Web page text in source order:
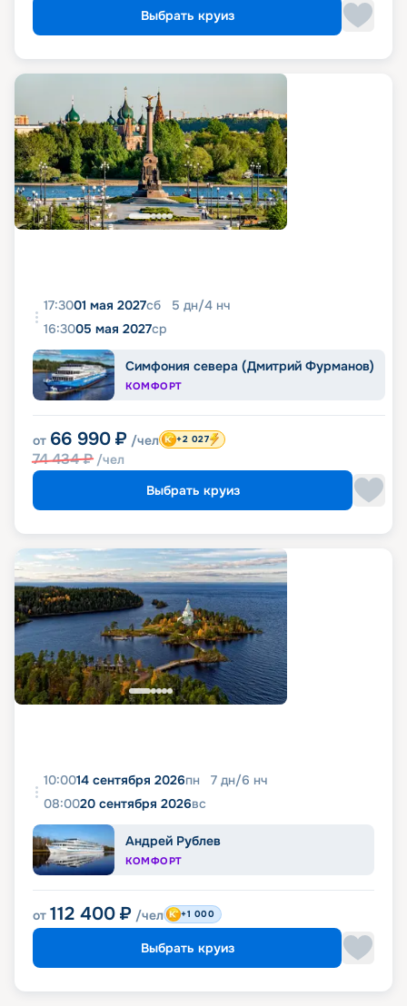
Выбрать круиз
17:3001 мая 2027сб 5 дн/4 нч
16:3005 мая 2027ср
Симфония севера (Дмитрий Фурманов)
КОМФОРТ
от 66 990 ₽ /чел
74 434₽ /чел
+2 027
Выбрать круиз
10:0014 сентября 2026пн 7 дн/6 нч
08:0020 сентября 2026вс
Андрей Рублев
КОМФОРТ
от 112 400 ₽ /чел +1 000
Выбрать круиз